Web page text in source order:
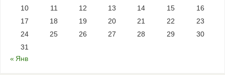
10
11 12 13 14 15
16
17
18 19 20 21 22
23
24
25 26 27 28 29
30
31
« Янв